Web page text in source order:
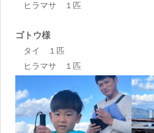
ヒラマサ １匹
ゴトウ様
タイ １匹
ヒラマサ １匹